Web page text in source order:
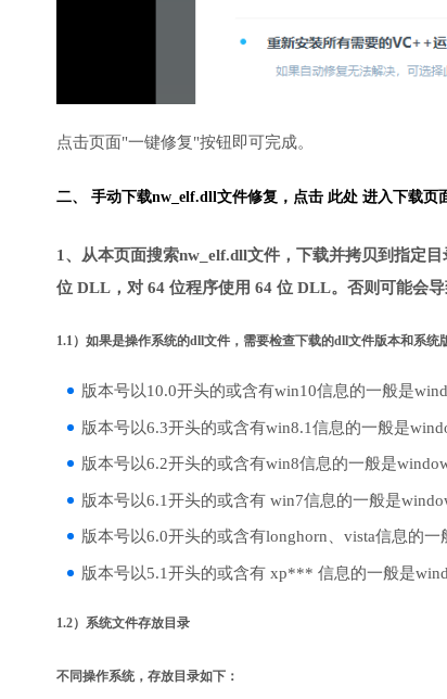
点击页面"一键修复"按钮即可完成。
二、 手动下载nw_elf.dll文件修复， 点击 此处 进入下载页
1、从本页面搜索nw_elf.dll文件，下载并拷贝到指定
位 DLL，对 64 位程序使用 64 位 DLL。否则可能会
1.1）如果是操作系统的dll文件，需要检查下载的dll文件版本和系统
版本号以10.0开头的或含有win10信息的一般是
版本号以6.3开头的或含有win8.1信息的一般是
版本号以6.2开头的或含有win8信息的一般是
版本号以6.1开头的或含有 win7信息的一般是
版本号以6.0开头的或含有longhorn、vista信息的一
版本号以5.1开头的或含有 xp*** 信息的一般是
1.2）系统文件存放目录
不同操作系统，存放目录如下：